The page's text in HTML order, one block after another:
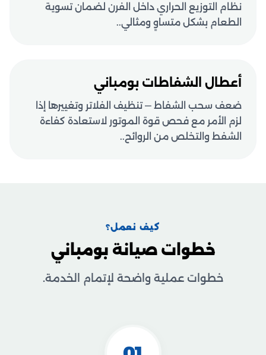
نظام التوزيع الحراري داخل الفرن لضمان تسوية
الطعام بشكل متساوٍ ومثالي..
أعطال الشفاطات بومباني
ضعف سحب الشفاط — تنظيف الفلاتر وتغييرها إذا
لزم الأمر مع فحص قوة الموتور لاستعادة كفاءة
الشفط والتخلص من الروائح..
كيف نعمل؟
خطوات صيانة بومباني
خطوات عملية واضحة لإتمام الخدمة.